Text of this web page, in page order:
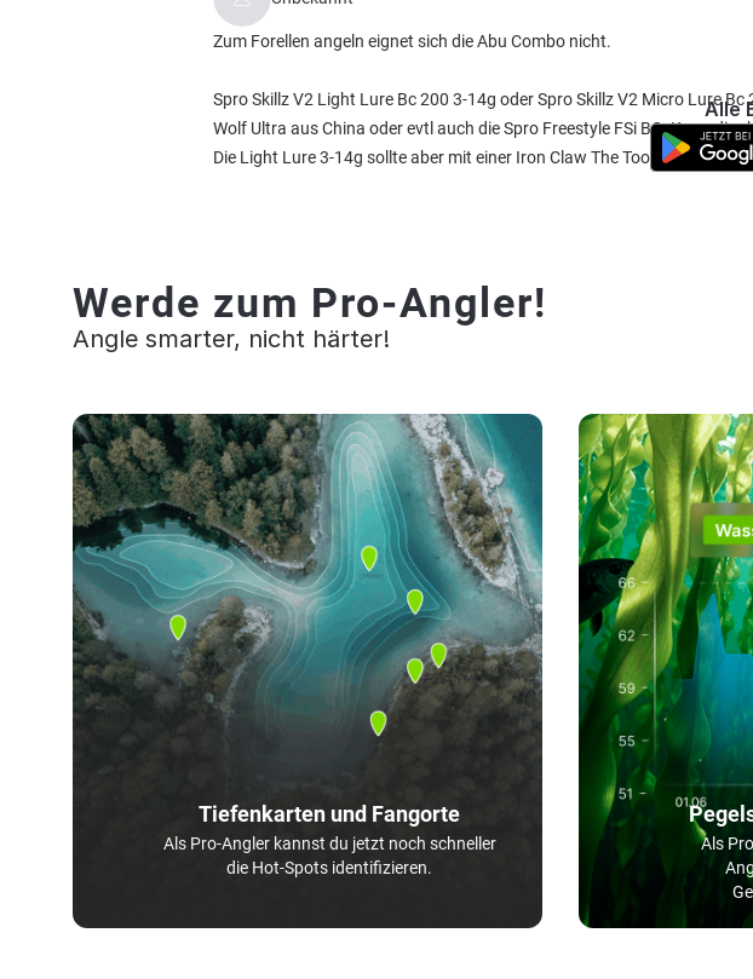
Zum Forellen angeln eignet sich die Abu Combo nicht.
Spro Skillz V2 Light Lure Bc 200 3-14g oder Spro Skillz V2 Micro Lure
Wolf Ultra aus China oder evtl auch die Spro Freestyle FSi BC. Kann dir
Die Light Lure 3-14g sollte aber mit einer Iron Claw The Tool NG gut
Alle
Werde zum Pro-Angler!
Angle smarter, nicht härter!
Tiefenkarten und Fangorte
Als Pro-Angler kannst du jetzt noch schneller
die Hot-Spots identifizieren.
Als